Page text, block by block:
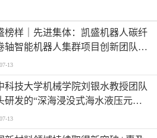
榜样｜先进集体：凯盛机器人碳纤
轴智能机器人集群项目创新团队
向“智造”新高度
13
科技大学机械学院刘银水教授团队
研发的“深海浸没式海水液压元件
技术及应用”荣获国家技术发明奖
奖
13